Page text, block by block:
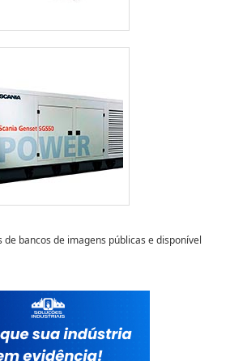
bancos de imagens públicas e disponível